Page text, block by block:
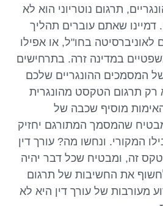
תרגום נוטריוני הוא לא
דמיינו שאתם עוברים תהליך
לאוניברסיטה בחו"ל, או אפילו
במדינה זרה. בתרחישים
המסמכים ההונגריים שלכם
רק תרגום הטקסט מהונגרית
מוסיף שכבה של
שהמסמך המתורגם יחזיק
המקורי. ונחשו מה? עורך דין
זה, ומבטיח שכל דבר יהיה
לחשוף את החשיבות של תרגום
מעורבות של עורך דין היא לא